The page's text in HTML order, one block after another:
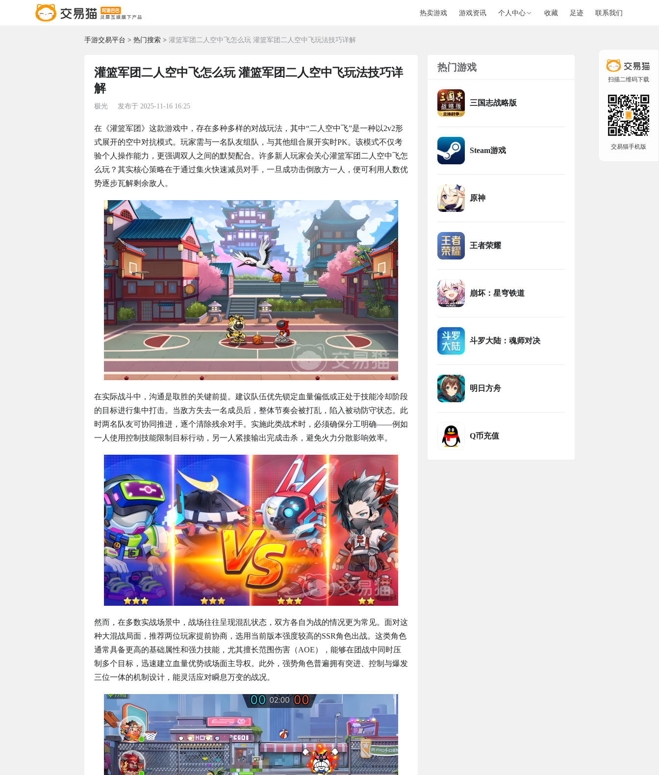
热卖游戏 游戏资讯 个人中心 收藏 足迹 联系我们
手游交易平台 热门搜索 灌篮军团二人空中飞怎么玩 灌篮军团二人空中飞玩法技巧详解
灌篮军团二人空中飞怎么玩 灌篮军团二人空中飞玩法技巧详
解
极光 发布于 2025-11-16 16:25
在《灌篮军团》这款游戏中，存在多种多样的对战玩法，其中“二人空中飞”是一种以2v2形
式展开的空中对抗模式。玩家需与一名队友组队，与其他组合展开实时PK。该模式不仅考
验个人操作能力，更强调双人之间的默契配合。许多新人玩家会关心灌篮军团二人空中飞怎
么玩？其实核心策略在于通过集火快速减员对手，一旦成功击倒敌方一人，便可利用人数优
势逐步瓦解剩余敌人。
在实际战斗中，沟通是取胜的关键前提。建议队伍优先锁定血量偏低或正处于技能冷却阶段
的目标进行集中打击。当敌方失去一名成员后，整体节奏会被打乱，陷入被动防守状态。此
时两名队友可协同推进，逐个清除残余对手。实施此类战术时，必须确保分工明确——例如
一人使用控制技能限制目标行动，另一人紧接输出完成击杀，避免火力分散影响效率。
然而，在多数实战场景中，战场往往呈现混乱状态，双方各自为战的情况更为常见。面对这
种大混战局面，推荐两位玩家提前协商，选用当前版本强度较高的SSR角色出战。这类角色
通常具备更高的基础属性和强力技能，尤其擅长范围伤害（AOE），能够在团战中同时压
制多个目标，迅速建立血量优势或场面主导权。此外，强势角色普遍拥有突进、控制与爆发
三位一体的机制设计，能灵活应对瞬息万变的战况。
热门游戏
三国志战略版
Steam游戏
原神
王者荣耀
崩坏：星穹铁道
斗罗大陆：魂师对决
明日方舟
Q币充值
扫描二维码下载
交易猫手机版